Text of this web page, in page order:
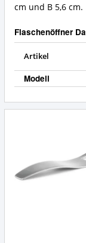
cm und B 5,6 cm.
Flaschenöffner
Artikel
Modell